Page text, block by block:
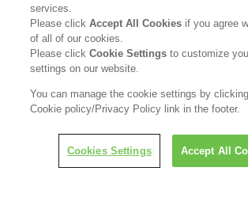
サステナビリティ イ
ブランド
利用者情報の外部送信 ソーシャルメディアポリシー
services.
Please clickAccept All Cookies if you agree
of all of our cookies.
Please clickCookie Settingsto customize
settings on our website.
You can manage the cookie settings by
Cookie policy/Privacy Policy link in the footer.
Cookies Settings Accept All